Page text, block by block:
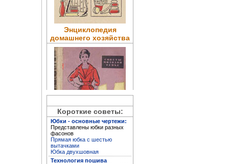
Энциклопедия
домашнего хозяйства
Кройка и пошив дома
Короткие советы:
Юбки - основные чертежи:
Представлены юбки разных
фасонов
Прямая юбка с шестью
вытачками
Юбка двухшовная
Технология пошива